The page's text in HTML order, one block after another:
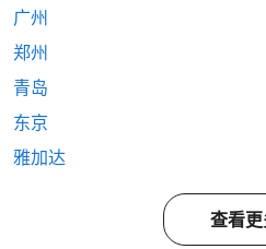
广州
郑州
青岛
东京
雅加达
查看